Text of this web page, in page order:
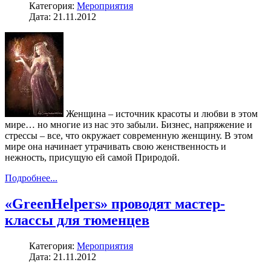
Категория: Мероприятия
Дата: 21.11.2012
Женщина – источник красоты и любви в этом
мире… но многие из нас это забыли. Бизнес, напряжение и
стрессы – все, что окружает современную женщину. В этом
мире она начинает утрачивать свою женственность и
нежность, присущую ей самой Природой.
Подробнее...
«GreenHelpers» проводят мастер-
классы для тюменцев
Категория: Мероприятия
Дата: 21.11.2012